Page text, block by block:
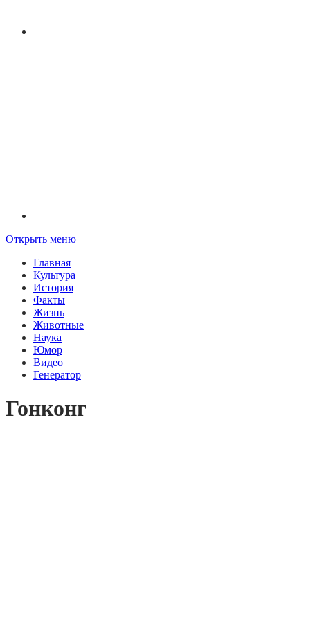
Открыть меню
Главная
Культура
История
Факты
Жизнь
Животные
Наука
Юмор
Видео
Генератор
Гонконг